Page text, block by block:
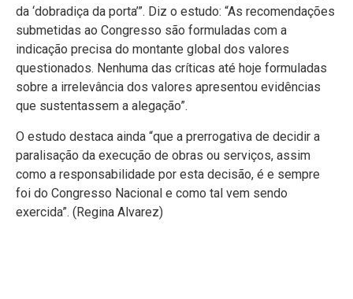
da ‘dobradiça da porta’”. Diz o estudo: “As recomendações
submetidas ao Congresso são formuladas com a
indicação precisa do montante global dos valores
questionados. Nenhuma das críticas até hoje formuladas
sobre a irrelevância dos valores apresentou evidências
que sustentassem a alegação”.
O estudo destaca ainda “que a prerrogativa de decidir a
paralisação da execução de obras ou serviços, assim
como a responsabilidade por esta decisão, é e sempre
foi do Congresso Nacional e como tal vem sendo
exercida”. (Regina Alvarez)